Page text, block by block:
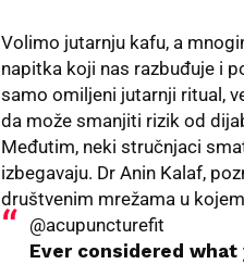
Volimo jutarnju kafu, a
napitka koji nas razbuđuje i
samo omiljeni jutarnji ritual,
da može smanjiti rizik od
Međutim, neki stručnjaci
izbegavaju. Dr Anin Kalaf,
društvenim mrežama u
@acupuncturefit
Ever considered